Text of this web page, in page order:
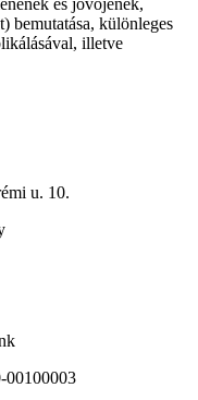
és jövőjének,
bemutatása, különleges
illetve
u. 10.
00100003